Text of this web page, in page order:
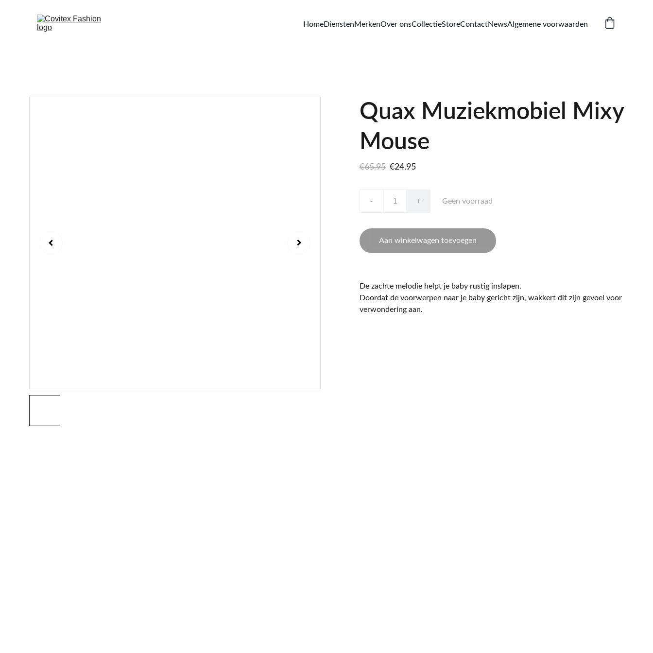
HomeDienstenMerkenOver onsCollectieStoreContactNewsAlgemene voorwaarden
Quax Muziekmobiel Mixy
Mouse
€65.95 €24.95
- + Geen voorraad
Aan winkelwagen toevoegen
De zachte melodie helpt je baby rustig inslapen.
Doordat de voorwerpen naar je baby gericht zijn, wakkert dit zijn gevoel voor
verwondering aan.